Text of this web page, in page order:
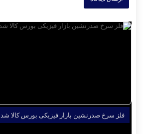
فلز سرخ صدرنشین بازار فیزیکی بورس کالا شد